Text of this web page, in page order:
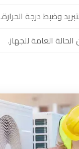
وضبط درجة الحرارة.
العامة للجهاز.